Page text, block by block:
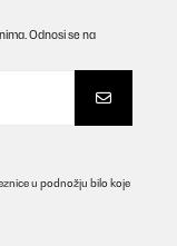
POTVRĐENI PREGLED
03/11/2024
y es capaz con los
veces que
bonito y delgado,
Odnosi se na
u podnožju bilo koje